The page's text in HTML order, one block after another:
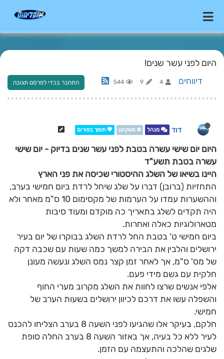
היום לפני עשר שנים!
דיווחים 4
9
544 התחבר בכדי לפרסם תגובה
דוד מנהל ❄️ משקיען 💖 תומך בפורום
היום יום שישי עשרה בטבת לפני עשר שנים בדיוק - יום שישי
עשרה בטבת תשע"ד
היינו בשיאו של השלג ההיסטורי שכיסה את פני הארץ
התחזיות (ברובן) דברו על שלג שיחל לרדת ביום חמישי בערב,
וההשערות עמדו על הערמות של מקסימום 10 ס"מ מאחר ולא
היה תקדים לשלג בתאריך כה מוקדם ומעוד סיבות
מטארולוגיות כאלה ואחרות.
ביום חמישי ט' בטבת החל לרדת השלג בבוקרו של יום בעיר
ירושלים והלבין את הבירה למשך כמה שעות עם שכבה דקה
של מס' ס"מ, אך לאחר זמן קצר נמס השלג ונעשה מעונן
חלקית עם גשם מידי פעם.
אלפי אנשים שרצו לחוות את השלג מקרוב מערי החוף
והשפלה עשו את דרכם לכיוון ירושלים בשעות הערב של
חמישי.
חלקם, בעיקר אלו שהגיעו לפני השעה 8 בערב הצליחו להכנס
לעיר ללא כל בעיה, אך באזור השעה 8 בערב החלה סופת
שלגים שהלכה והתעצמה עם הזמן.